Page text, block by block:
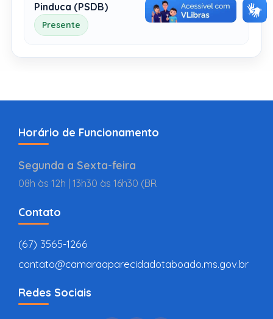
Pinduca (PSDB)
Presente
Horário de Funcionamento
Segunda a Sexta-feira
08h às 12h | 13h30 às 16h30 (BR
Contato
(67) 3565-1266
contato@camaraaparecidadotaboado.ms.gov.br
Redes Sociais